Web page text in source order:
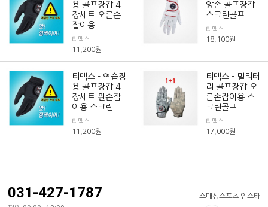
용 골프장갑 4
장세트 오른손
잡이용
티맥스
11,200원
양손 골프장갑
스크린골프
티맥스
18,100원
티맥스 - 연습장
용 골프장갑 4
장세트 왼손잡
이용 스크린
티맥스
11,200원
티맥스 - 밀리터
리 골프장갑 오
른손잡이용 스
크린골프
티맥스
17,000원
스매싱스포츠 인스타
031-427-1787